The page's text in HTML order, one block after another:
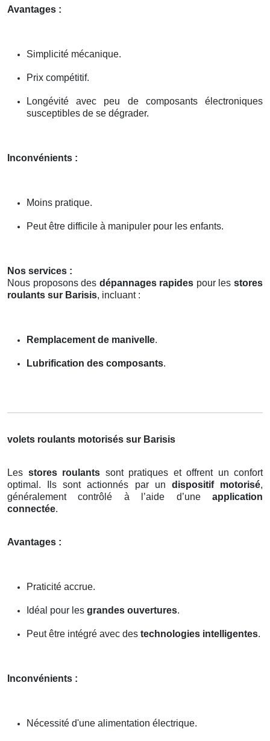
Avantages :
Simplicité mécanique.
Prix compétitif.
Longévité avec peu de composants électroniques
susceptibles de se dégrader.
Inconvénients :
Moins pratique.
Peut être difficile à manipuler pour les enfants.
Nos services :
Nous proposons des dépannages rapides pour lesstores
roulants sur Barisis, incluant :
Remplacement de manivelle.
Lubrification des composants.
volets roulants motorisés sur Barisis
Les stores roulants sont pratiques et offrent un confort
optimal. Ils sont actionnés par un dispositif motorisé,
généralement contrôlé à l’aide d’une application
connectée.
Avantages :
Praticité accrue.
Idéal pour les grandes ouvertures.
Peut être intégré avec des technologies intelligentes.
Inconvénients :
Nécessité d'une alimentation électrique.